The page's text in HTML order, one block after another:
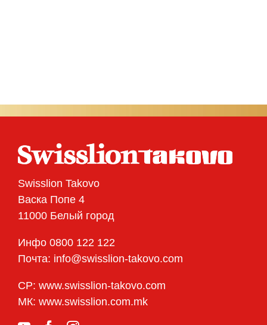
Swisslion Takovo
Васка Попе 4
11000 Белый город
Инфо 0800 122 122
Почта: info@swisslion-takovo.com
СР: www.swisslion-takovo.com
МК: www.swisslion.com.mk